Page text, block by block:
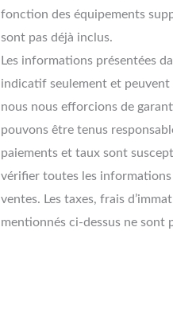
fonction des équipements
sont pas déjà inclus.
Les informations présentées
indicatif seulement et peuvent
nous nous efforcions de
pouvons être tenus
paiements et taux sont
vérifier toutes les
ventes. Les taxes, frais
mentionnés ci-dessus ne sont